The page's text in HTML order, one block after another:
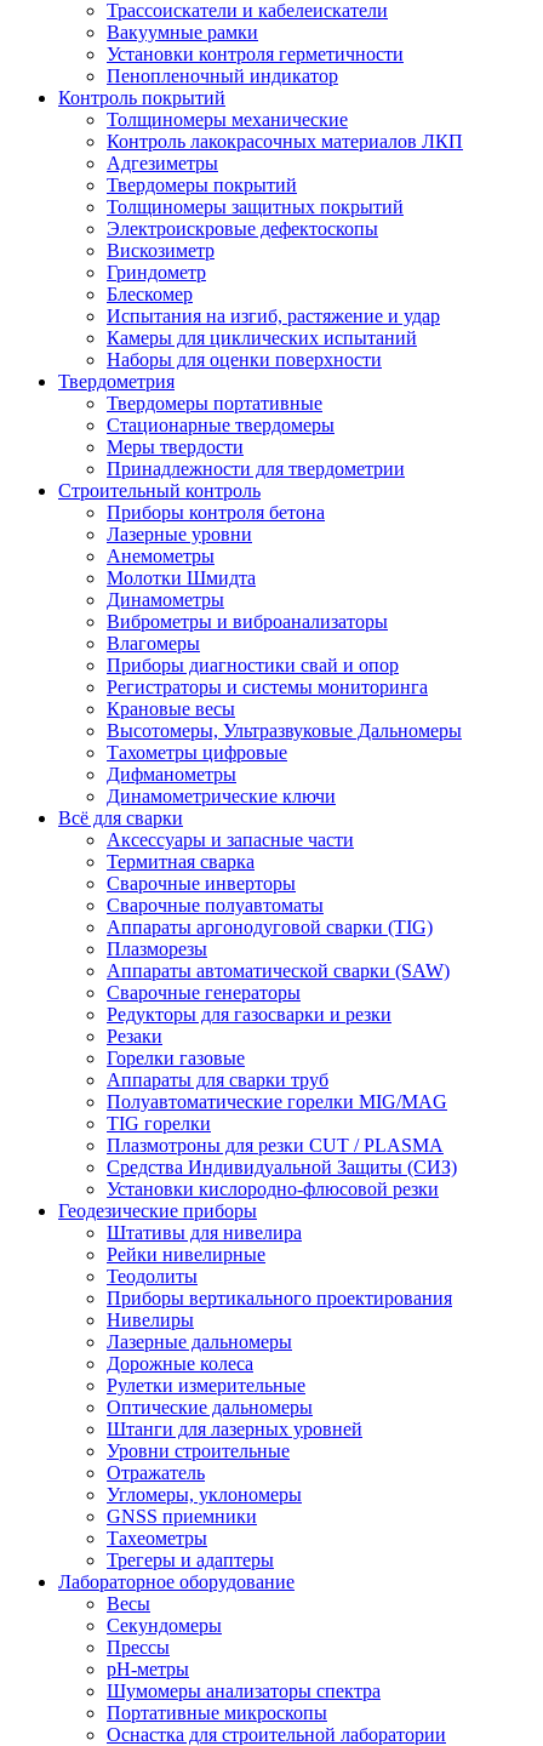
Трассоискатели и кабелеискатели
Вакуумные рамки
Установки контроля герметичности
Пенопленочный индикатор
Контроль покрытий
Толщиномеры механические
Контроль лакокрасочных материалов ЛКП
Адгезиметры
Твердомеры покрытий
Толщиномеры защитных покрытий
Электроискровые дефектоскопы
Вискозиметр
Гриндометр
Блескомер
Испытания на изгиб, растяжение и удар
Камеры для циклических испытаний
Наборы для оценки поверхности
Твердометрия
Твердомеры портативные
Стационарные твердомеры
Меры твердости
Принадлежности для твердометрии
Строительный контроль
Приборы контроля бетона
Лазерные уровни
Анемометры
Молотки Шмидта
Динамометры
Виброметры и виброанализаторы
Влагомеры
Приборы диагностики свай и опор
Регистраторы и системы мониторинга
Крановые весы
Высотомеры, Ультразвуковые Дальномеры
Тахометры цифровые
Дифманометры
Динамометрические ключи
Всё для сварки
Аксессуары и запасные части
Термитная сварка
Сварочные инверторы
Сварочные полуавтоматы
Аппараты аргонодуговой сварки (TIG)
Плазморезы
Аппараты автоматической сварки (SAW)
Сварочные генераторы
Редукторы для газосварки и резки
Резаки
Горелки газовые
Аппараты для сварки труб
Полуавтоматические горелки MIG/MAG
TIG горелки
Плазмотроны для резки CUT / PLASMA
Средства Индивидуальной Защиты (СИЗ)
Установки кислородно-флюсовой резки
Геодезические приборы
Штативы для нивелира
Рейки нивелирные
Теодолиты
Приборы вертикального проектирования
Нивелиры
Лазерные дальномеры
Дорожные колеса
Рулетки измерительные
Оптические дальномеры
Штанги для лазерных уровней
Уровни строительные
Отражатель
Угломеры, уклономеры
GNSS приемники
Тахеометры
Трегеры и адаптеры
Лабораторное оборудование
Весы
Секундомеры
Прессы
pH-метры
Шумомеры анализаторы спектра
Портативные микроскопы
Оснастка для строительной лаборатории